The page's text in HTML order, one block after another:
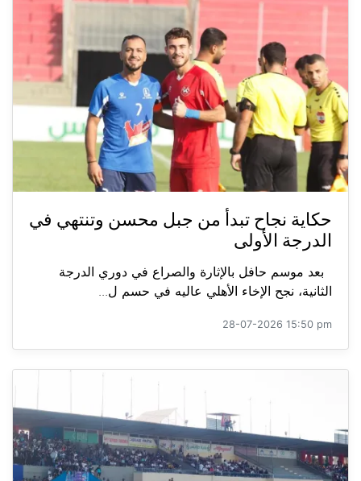
حكاية نجاح تبدأ من جبل محسن وتنتهي في
الدرجة الأولى
بعد موسم حافل بالإثارة والصراع في دوري الدرجة
الثانية، نجح الإخاء الأهلي عاليه في حسم ل...
28-07-2026 15:50 pm